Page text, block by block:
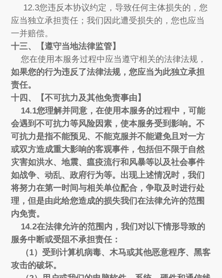
12.3您违反本协议约定，导致任何主体损失的，您
应当独立承担责任；我们因此遭受损失的，您也应当
一并赔偿。
十三、【遵守当地法律监管】
您在使用本服务过程中应当遵守相关的法律法规，
如果您的行为违反了法律法规，您应当为此独立承担
责任。
十四、【不可抗力及其他免责事由】
14.1您理解并同意，在使用本服务的过程中，可能
会遇到不可抗力等风险因素，使本服务受到影响。不
可抗力是指不能预见、不能克服并不能避免且对一方
或双方造成重大影响的客观事件，包括但不限于自然
灾害如洪水、地震、瘟疫流行和风暴等以及社会事件
如战争、动乱、政府行为等。出现上述情况时，我们
将努力在第一时间与相关单位配合，争取及时进行处
理，但是由此给您造成的损失我们在法律允许的范围
内免责。
14.2在法律允许的范围内，我们对以下情形导致的
服务中断或受阻不承担责任：
（1）受到计算机病毒、木马或其他恶意程序、黑客
攻击的破坏。